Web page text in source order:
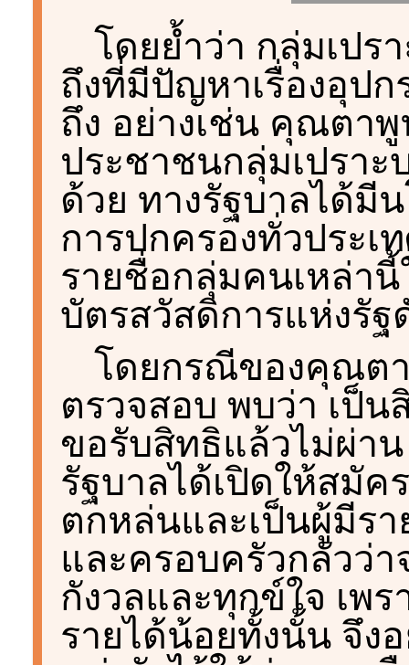
โดยย้ำว่า กลุ่มเปร
ถึงที่มีปัญหาเรื่องอุป
ถึง อย่างเช่น คุณตา
ประชาชนกลุ่มเปราะ
ด้วย ทางรัฐบาลได้มี
การปกครองทั่วประเ
รายชื่อกลุ่มคนเหล่า
บัตรสวัสดิการแห่งรัฐ
โดยกรณีของคุณตา
ตรวจสอบ พบว่า เป็
ขอรับสิทธิแล้วไม่ผ่า
รัฐบาลได้เปิดให้สมั
ตกหล่นและเป็นผู้มีร
และครอบครัวกลัวว่า
กังวลและทุกข์ใจ เพ
รายได้น้อยทั้งนั้น จึง